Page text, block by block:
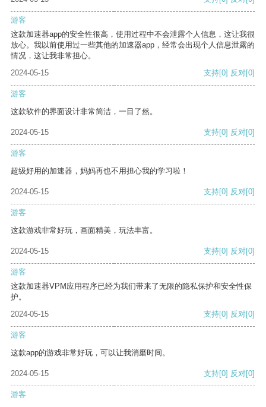
游客
这款加速器app的安全性很高，使用过程中不会泄露个人信息，这让我很
放心。我以前使用过一些其他的加速器app，经常会出现个人信息泄露的
情况，这让我非常担心。
2024-05-15
支持[0] 反对[0]
游客
这款软件的界面设计非常简洁，一目了然。
2024-05-15 支持[0] 反对[0]
游客
超级好用的加速器，妈妈再也不用担心我的学习啦！
2024-05-15 支持[0] 反对[0]
游客
这款游戏非常好玩，画面精美，玩法丰富。
2024-05-15 支持[0] 反对[0]
游客
这款加速器VPM应用程序已经为我们带来了无限的隐私保护和安全性保
护。
2024-05-15
支持[0] 反对[0]
游客
这款app的游戏非常好玩，可以让我消磨时间。
2024-05-15 支持[0] 反对[0]
游客